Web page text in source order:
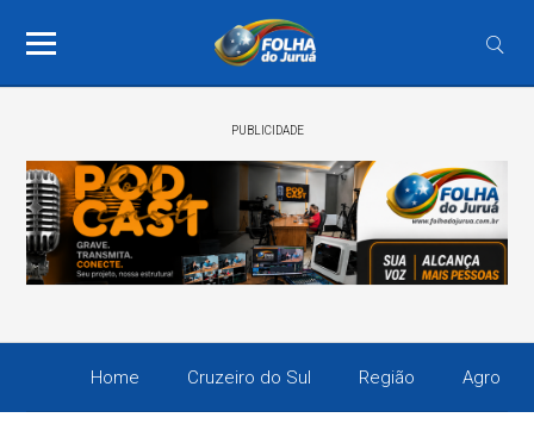
PUBLICIDADE
Home Cruzeiro do Sul Região Agro